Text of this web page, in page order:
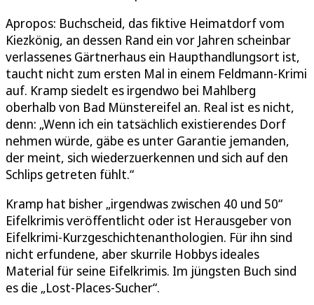
Apropos: Buchscheid, das fiktive Heimatdorf vom
Kiezkönig, an dessen Rand ein vor Jahren scheinbar
verlassenes Gärtnerhaus ein Haupthandlungsort ist,
taucht nicht zum ersten Mal in einem Feldmann-Krimi
auf. Kramp siedelt es irgendwo bei Mahlberg
oberhalb von Bad Münstereifel an. Real ist es nicht,
denn: „Wenn ich ein tatsächlich existierendes Dorf
nehmen würde, gäbe es unter Garantie jemanden,
der meint, sich wiederzuerkennen und sich auf den
Schlips getreten fühlt.“
Kramp hat bisher „irgendwas zwischen 40 und 50“
Eifelkrimis veröffentlicht oder ist Herausgeber von
Eifelkrimi-Kurzgeschichtenanthologien. Für ihn sind
nicht erfundene, aber skurrile Hobbys ideales
Material für seine Eifelkrimis. Im jüngsten Buch sind
es die „Lost-Places-Sucher“.